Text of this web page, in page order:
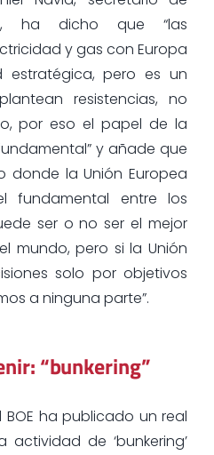
ha dicho que “las
y gas con Europa
estratégica, pero es un
resistencias, no
por eso el papel de la
y añade que
donde la Unión Europea
fundamental entre los
ser o no ser el mejor
mundo, pero si la Unión
solo por objetivos
a ninguna parte”.
“bunkering”
ha publicado un real
de ‘bunkering’